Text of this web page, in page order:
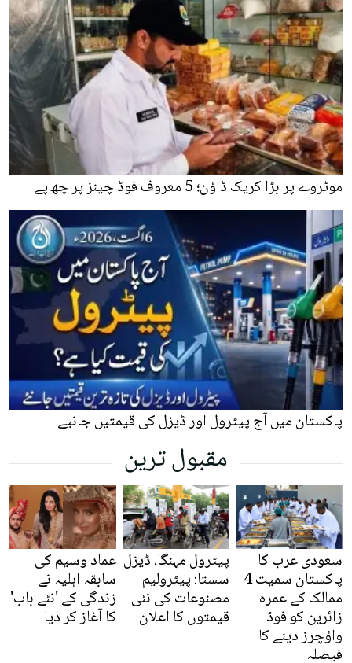
موٹروے پر بڑا کریک ڈاؤن؛ 5 معروف فوڈ چینز پر چھاپے
پاکستان میں آج پیٹرول اور ڈیزل کی قیمتیں جانیے
مقبول ترین
سعودی عرب کا
پاکستان سمیت 4
ممالک کے عمرہ
زائرین کو فوڈ
واؤچرز دینے کا
فیصلہ
پیٹرول مہنگا، ڈیزل
سستا: پیٹرولیم
مصنوعات کی نئی
قیمتوں کا اعلان
عماد وسیم کی
سابقہ اہلیہ نے
زندگی کے 'نئے باب'
کا آغاز کر دیا